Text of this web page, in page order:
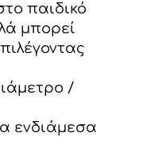
παιδικό
μπορεί
/
ενδιάμεσα